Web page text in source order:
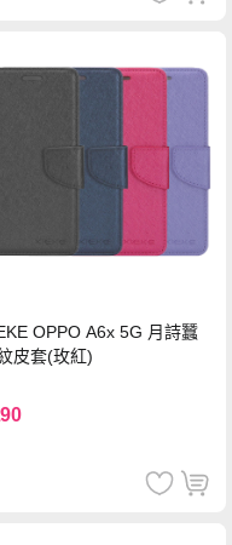
OPPO A6x 5G 月詩蠶
皮套(玫紅)